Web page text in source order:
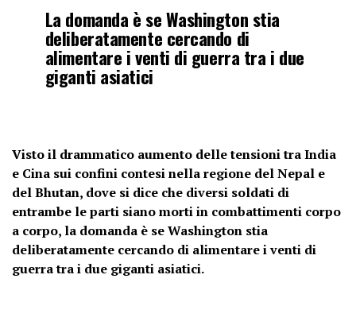
La domanda è se Washington stia
deliberatamente cercando di
alimentare i venti di guerra tra i due
giganti asiatici
Visto il drammatico aumento delle tensioni tra India
e Cina sui confini contesi nella regione del Nepal e
del Bhutan, dove si dice che diversi soldati di
entrambe le parti siano morti in combattimenti corpo
a corpo, la domanda è se Washington stia
deliberatamente cercando di alimentare i venti di
guerra tra i due giganti asiatici.